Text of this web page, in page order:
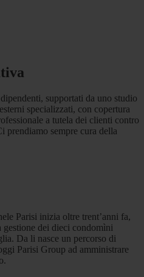
supportati da uno studio
specializzati, con copertura
a tutela dei clienti contro
prendiamo sempre cura della
Parisi inizia oltre trent’anni fa,
gestione dei dieci condomìni
Da li nasce un percorso di
Parisi Group ad amministrare